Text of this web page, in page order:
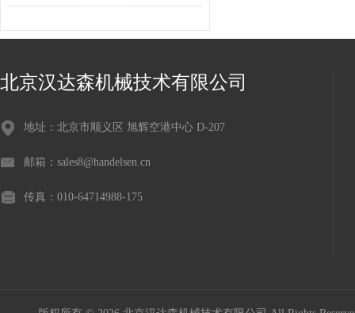
北京汉达森机械技术有限公司
地址：北京市顺义区 旭辉空港中心 D-207
邮箱：sales8@handelsen.cn
传真：010-64714988-175